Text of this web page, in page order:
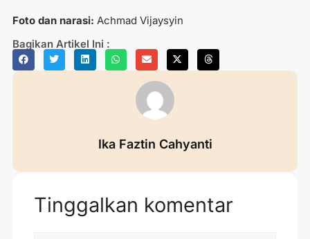
Foto dan narasi: Achmad Vijaysyin
Bagikan Artikel Ini :
Ika Faztin Cahyanti
Tinggalkan komentar